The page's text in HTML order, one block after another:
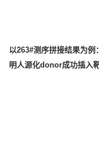
以263#测序拼接结果为
明人源化donor成功插入靶